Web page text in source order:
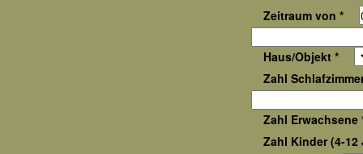
Zeitraum von *
Haus/Objekt *
Zahl
Zahl Erwachsene
Zahl Kinder (4-12